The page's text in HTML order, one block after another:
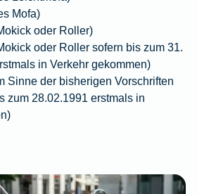
Mofa)
oder Roller)
oder Roller sofern bis zum 31.
in Verkehr gekommen)
Sinne der bisherigen Vorschriften
zum 28.02.1991 erstmals in